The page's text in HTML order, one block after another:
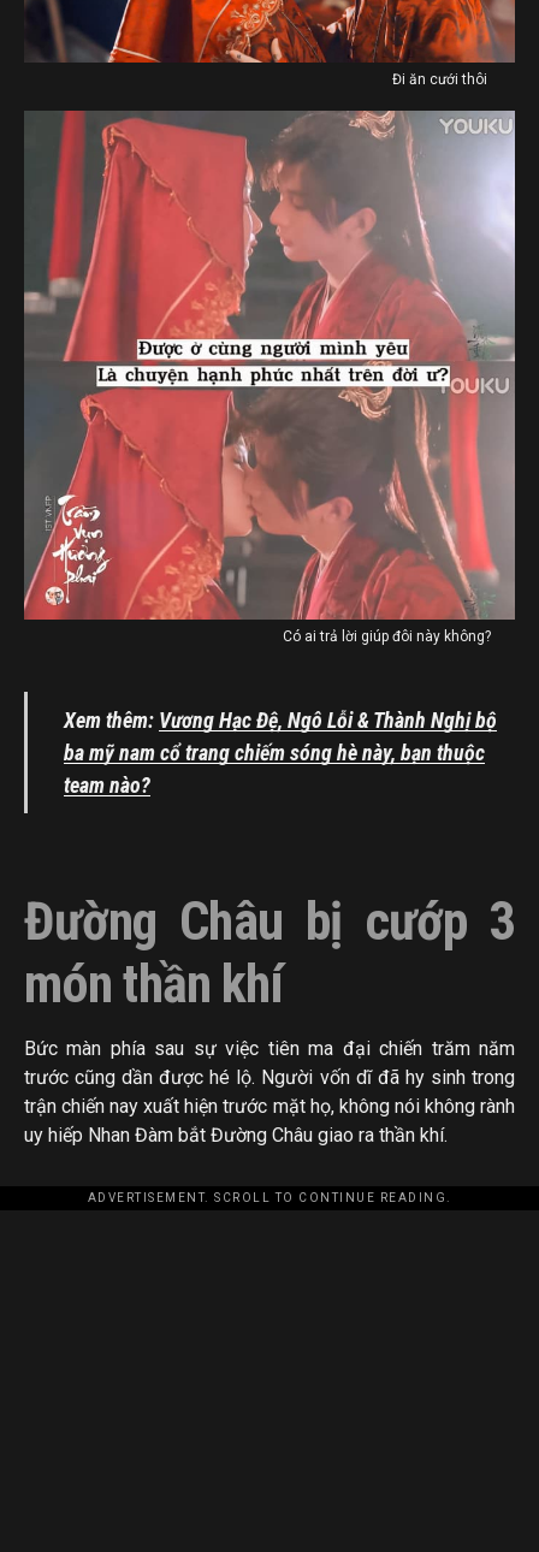
Đi ăn cưới thôi
Có ai trả lời giúp đôi này không?
Xem thêm: Vương Hạc Đệ, Ngô Lỗi & Thành Nghị bộ
ba mỹ nam cổ trang chiếm sóng hè này, bạn thuộc
team nào?
Đường Châu bị cướp 3
món thần khí
Bức màn phía sau sự việc tiên ma đại chiến trăm năm
trước cũng dần được hé lộ. Người vốn dĩ đã hy sinh trong
trận chiến nay xuất hiện trước mặt họ, không nói không rành
uy hiếp Nhan Đàm bắt Đường Châu giao ra thần khí.
ADVERTISEMENT. SCROLL TO CONTINUE READING.